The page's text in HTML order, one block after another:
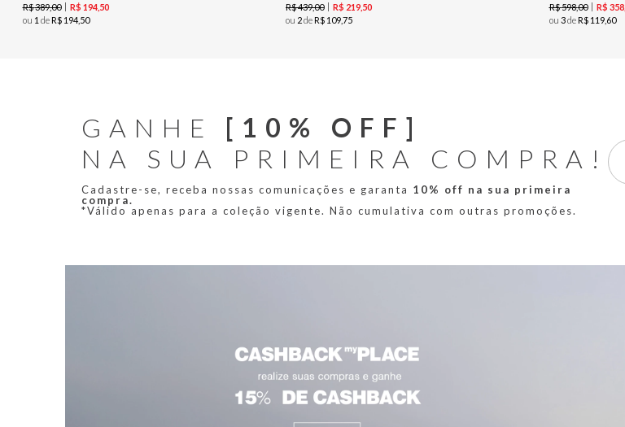
R$389,00 R$ 194, 50
ou 1 deR$ 194, 50
R$439,00 R$ 219 50
ou 2deR$ 109,75
R$598,00 R$ 358,
ou 3deR$ 119, 60
GANHE [10% OFF]
NA SUA PRIMEIRA COMPRA!
Cadastre-se, receba nossas comunicações e garanta 10% off na sua primeira
compra.
*Válido apenas para a coleção vigente. Não cumulativa com outras promoções.